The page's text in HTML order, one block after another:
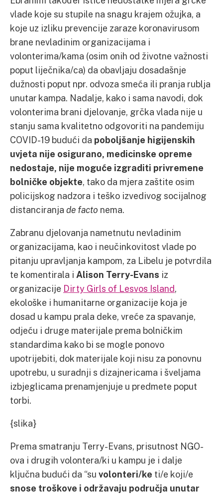
vlade koje su stupile na snagu krajem ožujka, a
koje uz izliku prevencije zaraze koronavirusom
brane nevladinim organizacijama i
volonterima/kama (osim onih od životne važnosti
poput liječnika/ca) da obavljaju dosadašnje
dužnosti poput npr. odvoza smeća ili pranja rublja
unutar kampa. Nadalje, kako i sama navodi, dok
volonterima brani djelovanje, grčka vlada nije u
stanju sama kvalitetno odgovoriti na pandemiju
COVID-19 budući da poboljšanje higijenskih
uvjeta nije osigurano, medicinske opreme
nedostaje, nije moguće izgraditi privremene
bolničke objekte, tako da mjera zaštite osim
policijskog nadzora i teško izvedivog socijalnog
distanciranja de facto nema.
Zabranu djelovanja nametnutu nevladinim
organizacijama, kao i neučinkovitost vlade po
pitanju upravljanja kampom, za Libelu je potvrdila
te komentirala i Alison Terry-Evans iz
organizacije Dirty Girls of Lesvos Island,
ekološke i humanitarne organizacije koja je
dosad u kampu prala deke, vreće za spavanje,
odjeću i druge materijale prema bolničkim
standardima kako bi se mogle ponovo
upotrijebiti, dok materijale koji nisu za ponovnu
upotrebu, u suradnji s dizajnericama i šveljama
izbjeglicama prenamjenjuje u predmete poput
torbi.
{slika}
Prema smatranju Terry-Evans, prisutnost NGO-
ova i drugih volontera/ki u kampu je i dalje
ključna budući da “su volonteri/ke ti/e koji/e
snose troškove i održavaju područja unutar